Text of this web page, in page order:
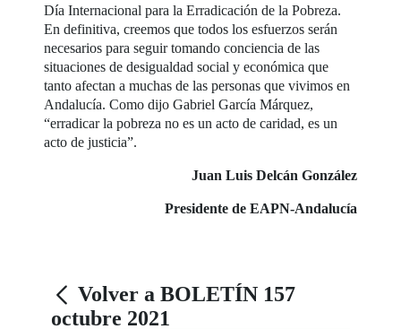
Día Internacional para la Erradicación de la Pobreza.
En definitiva, creemos que todos los esfuerzos serán
necesarios para seguir tomando conciencia de las
situaciones de desigualdad social y económica que
tanto afectan a muchas de las personas que vivimos en
Andalucía. Como dijo Gabriel García Márquez,
“erradicar la pobreza no es un acto de caridad, es un
acto de justicia”.
Juan Luis Delcán González
Presidente de EAPN-Andalucía
Volver a BOLETÍN 157
octubre 2021